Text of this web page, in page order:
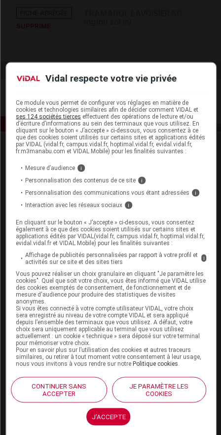
Espace produit
VIDAL Expert
VIDAL Hoptimal
eVIDAL
VIDAL Mobile
VIDAL widget
VIDAL Sécurisation
VIDAL e-Services
Espace institutionnel
Qui sommes-nous ?
VIDAL France
Carrières
Charte éthique et
déontologique
Service client
Contact
Aide
Espace partenaires
Vidal respecte votre vie privée
Ce module vous permet de configurer vos réglages en matière de
cookies et technologies similaires afin de décider comment VIDAL et
ses 124 sociétés tierces effectuent des opérations de lecture et/ou
d’écriture d’informations au sein des terminaux que vous utilisez. En
cliquant sur le bouton « J’accepte » ci-dessous, vous consentez à ce
que des cookies soient utilisés sur certains sites et applications édités
par VIDAL (vidal.fr, campus.vidal.fr, hoptimal.vidal.fr, evidal.vidal.fr,
fr.m3manabu.com et VIDAL Mobile) pour les finalités suivantes :
Mesure d’audience i
Personnalisation des contenus de ce site i
Personnalisation des communications vous étant adressées i
Interaction avec les réseaux sociaux i
En cliquant sur le bouton « J’accepte » ci-dessous, vous consentez
également à ce que des cookies soient utilisés sur certains sites et
applications édités par VIDAL(vidal.fr, campus.vidal.fr, hoptimal.vidal.fr,
evidal.vidal.fr et VIDAL Mobile) pour les finalités suivantes :
Affichage de publicités personnalisées par rapport à votre profil et
activités sur ce site et des sites tiers
i
Vous pouvez réaliser un choix granulaire en cliquant "Je paramètre les
cookies". Quel que soit votre choix, vous êtes informé que VIDAL utilise
des cookies exemptés de consentement, de fonctionnement et de
mesure d'audience pour produire des statistiques de visites
anonymes.
Si vous êtes connecté à votre compte utilisateur VIDAL, votre choix
sera enregistré au niveau de votre compte VIDAL et sera appliqué
depuis l’ensemble des terminaux que vous utilisez. A défaut, votre
choix sera uniquement applicable au terminal que vous utilisez
actuellement : un cookie « technique » sera déposé sur votre terminal
pour mémoriser votre choix.
Pour en savoir plus sur l’utilisation des cookies et autres traceurs
similaires, ou retirer à tout moment votre consentement à leur usage,
nous vous invitons à vous rendre sur notrePolitique cookies
CONTINUER SANS
ACCEPTER
JE PARAMÈTRE LES
COOKIES
J'ACCEPTE